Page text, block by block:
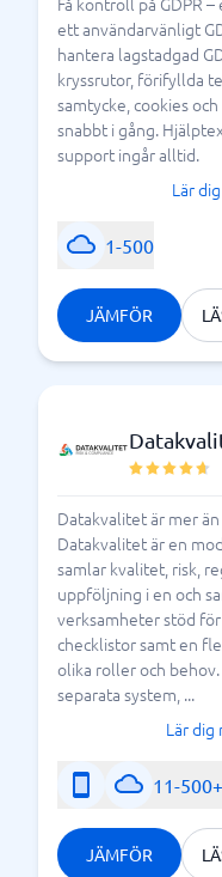
Ett modernt
er dessutom att
ramverk för
internkontroller. På
lagkrav – utan
det är viktigt att
olika typer av
system avgörande
verksamhet.
Varför är
viktigt?
Idag är compliance,
att många
och kunna göra
efterlevnad är A
rentav avslutade
och penningtvätt.
efterlevnad blir så
automatisera
på traven genom att
system och
svenska marknaden
hitta ditt
ett användarvänligt
hantera lagstadgad
kryssrutor, förifyllda
samtycke, cookies
snabbt i gång.
support ingår alltid.
Lär
1-500
JÄMFÖR
Datakvalitet är mer
Datakvalitet är en
samlar kvalitet, risk,
uppföljning i en och
verksamheter stöd för
checklistor samt en
olika roller och
separata system, ...
Lär
11-500+
JÄMFÖR